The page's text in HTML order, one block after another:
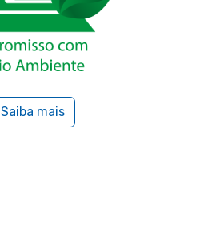
Saiba mais